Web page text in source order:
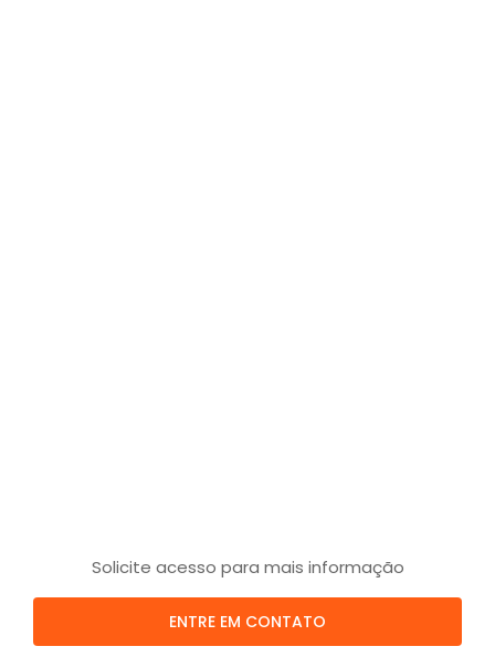
Solicite acesso para mais informação
ENTRE EM CONTATO